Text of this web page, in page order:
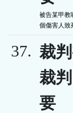
被告某甲教
個傷害人致
37. 裁
裁
要